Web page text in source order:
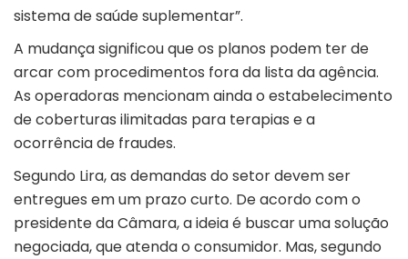
sistema de saúde suplementar”.
A mudança significou que os planos podem ter de
arcar com procedimentos fora da lista da agência.
As operadoras mencionam ainda o estabelecimento
de coberturas ilimitadas para terapias e a
ocorrência de fraudes.
Segundo Lira, as demandas do setor devem ser
entregues em um prazo curto. De acordo com o
presidente da Câmara, a ideia é buscar uma solução
negociada, que atenda o consumidor. Mas, segundo